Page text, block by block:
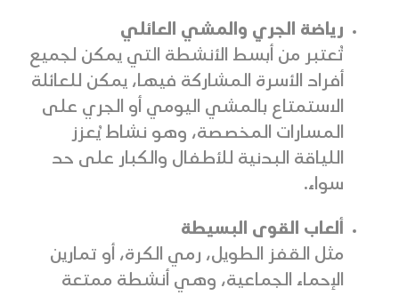
رياضة الجري والمشي العائلي
تُعتبر من أبسط الأنشطة التي يمكن لجميع
أفراد الأسرة المشاركة فيها، يمكن للعائلة
الاستمتاع بالمشي اليومي أو الجري على
المسارات المخصصة، وهو نشاط يُعزز
اللياقة البدنية للأطفال والكبار على حد
سواء.
ألعاب القوى البسيطة
مثل القفز الطويل، رمي الكرة، أو تمارين
الإحماء الجماعية، وهي أنشطة ممتعة